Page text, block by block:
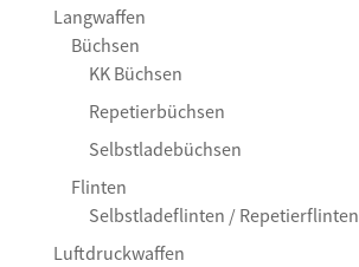
Langwaffen
Büchsen
KK Büchsen
Repetierbüchsen
Selbstladebüchsen
Flinten
Selbstladeflinten / Repetierflinten
Luftdruckwaffen